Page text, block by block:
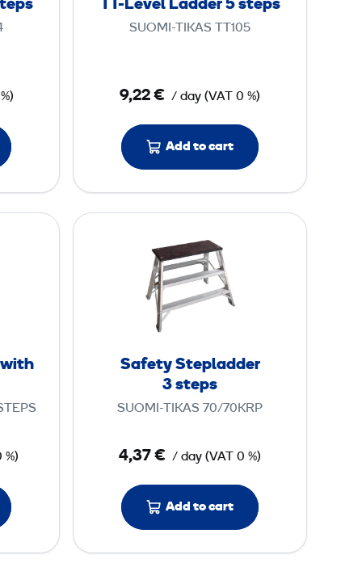
d
e
r
5
s
e
p
s
TT-Level Ladder 5 steps
SUOMI-TIKAS TT105
9,22 € / day (VAT 0 %)
Add to cart
%)
a
f
a
d
d
e
r
Safety Stepladder
3 steps
SUOMI-TIKAS 70/70KRP
4,37 € / day (VAT 0 %)
Add to cart